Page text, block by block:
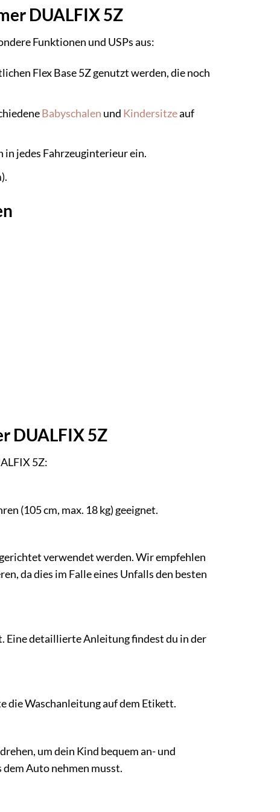
DUALFIX 5Z
Funktionen und USPs aus:
Flex Base 5Z genutzt werden, die noch
Babyschalen und Kindersitzeauf
in jedes Fahrzeuginterieur ein.
DUALFIX 5Z
5Z:
(105 cm, max. 18 kg) geeignet.
verwendet werden. Wir empfehlen
da dies im Falle eines Unfalls den besten
Eine detaillierte Anleitung findest du in der
die Waschanleitung auf dem Etikett.
um dein Kind bequem an- und
Auto nehmen musst.